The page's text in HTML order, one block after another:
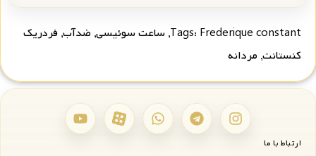
Tags: Frederique constant
, ساعت سوئیسی, ضدآب, فردریک
کنستانت, مردانه
ارتباط با ما